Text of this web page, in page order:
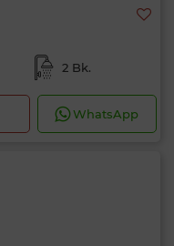
2 Bk.
WhatsApp